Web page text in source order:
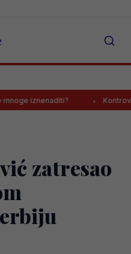
iznenaditi?
zatresao